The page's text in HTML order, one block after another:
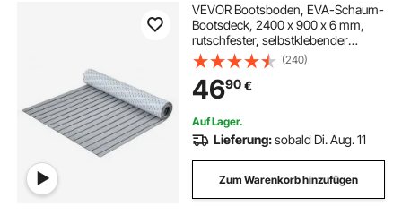
VEVOR Bootsboden, EVA-Schaum-
Bootsdeck, 2400 x 900 x 6 mm,
rutschfester, selbstklebender
Bodenbelag, 21600 cm² großer
Meeresteppich für Boote, Yachten,
Pontons, Kajakdecks
(240)
4690€
Auf Lager.
Lieferung:sobald Di. Aug. 11
Zum Warenkorb hinzufügen